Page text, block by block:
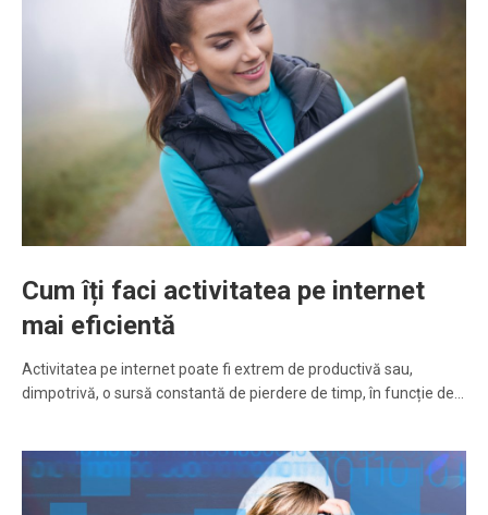
Cum îți faci activitatea pe internet
mai eficientă
Activitatea pe internet poate fi extrem de productivă sau,
dimpotrivă, o sursă constantă de pierdere de timp, în funcție de…